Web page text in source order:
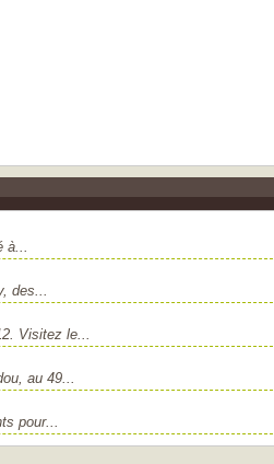
à...
des...
Visitez le...
au 49...
pour...